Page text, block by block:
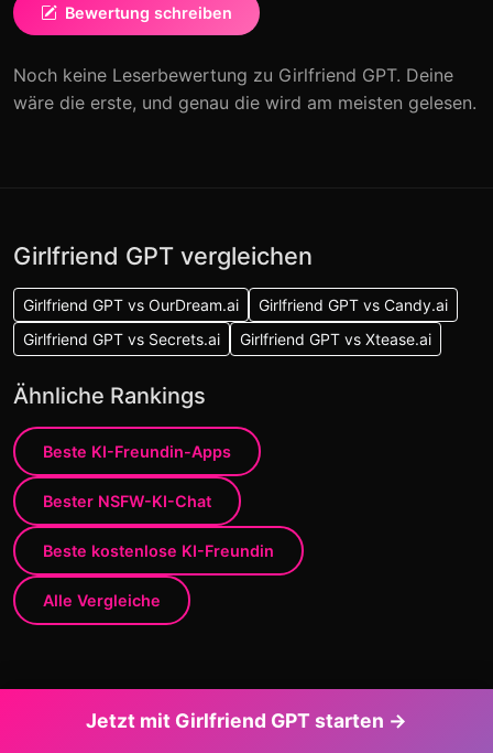
Bewertung schreiben
Noch keine Leserbewertung zu Girlfriend GPT. Deine
wäre die erste, und genau die wird am meisten gelesen.
Jetzt mit Girlfriend GPT starten →
Girlfriend GPT vergleichen
Girlfriend GPT vs OurDream.ai
Girlfriend GPT vs Candy.ai
Girlfriend GPT vs Secrets.ai
Girlfriend GPT vs Xtease.ai
Ähnliche Rankings
Beste KI-Freundin-Apps
Bester NSFW-KI-Chat
Beste kostenlose KI-Freundin
Alle Vergleiche